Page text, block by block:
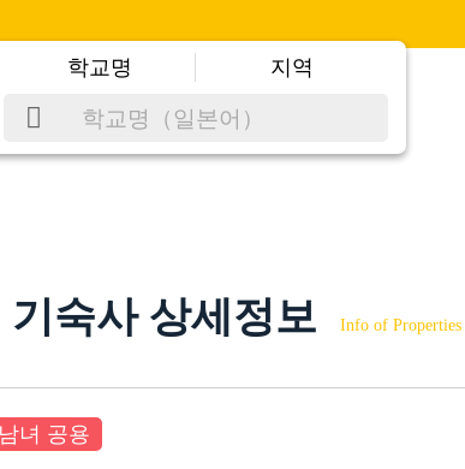
학교명 지역
기숙사 상세정보 Info of Properties
녀 공용